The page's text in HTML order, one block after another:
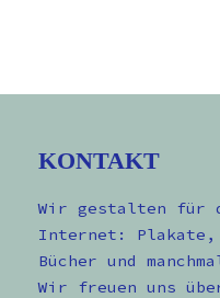
KONTAKT
Wir gestalten für
Internet: Plakate,
Bücher und
Wir freuen uns